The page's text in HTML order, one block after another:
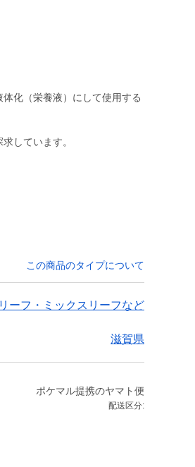
化（栄養液）にして使用する
しています。
。
この商品のタイプについて
ーフ・ミックスリーフなど
滋賀県
ポケマル提携のヤマト便
配送区分: